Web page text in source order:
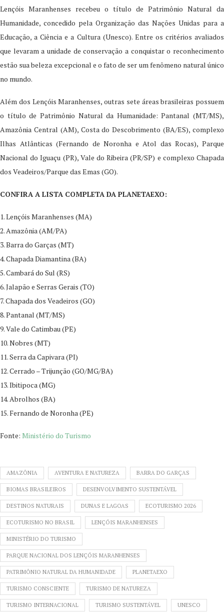
Lençóis Maranhenses recebeu o título de Patrimônio Natural da
Humanidade, concedido pela Organização das Nações Unidas para a
Educação, a Ciência e a Cultura (Unesco). Entre os critérios avaliados
que levaram a unidade de conservação a conquistar o reconhecimento
estão sua beleza excepcional e o fato de ser um fenômeno natural único
no mundo.
Além dos Lençóis Maranhenses, outras sete áreas brasileiras possuem
o título de Patrimônio Natural da Humanidade: Pantanal (MT/MS),
Amazônia Central (AM), Costa do Descobrimento (BA/ES), complexo
Ilhas Atlânticas (Fernando de Noronha e Atol das Rocas), Parque
Nacional do Iguaçu (PR), Vale do Ribeira (PR/SP) e complexo Chapada
dos Veadeiros/Parque das Emas (GO).
CONFIRA A LISTA COMPLETA DA PLANETAEXO:
1. Lençóis Maranhenses (MA)
2. Amazônia (AM/PA)
3. Barra do Garças (MT)
4. Chapada Diamantina (BA)
5. Cambará do Sul (RS)
6. Jalapão e Serras Gerais (TO)
7. Chapada dos Veadeiros (GO)
8. Pantanal (MT/MS)
9. Vale do Catimbau (PE)
10. Nobres (MT)
11. Serra da Capivara (PI)
12. Cerrado – Trijunção (GO/MG/BA)
13. Ibitipoca (MG)
14. Abrolhos (BA)
15. Fernando de Noronha (PE)
Fonte: Ministério do Turismo
AMAZÔNIA AVENTURA E NATUREZA BARRA DO GARÇAS
BIOMAS BRASILEIROS DESENVOLVIMENTO SUSTENTÁVEL
DESTINOS NATURAIS DUNAS E LAGOAS ECOTURISMO 2026
ECOTURISMO NO BRASIL LENÇÓIS MARANHENSES
MINISTÉRIO DO TURISMO
PARQUE NACIONAL DOS LENÇÓIS MARANHENSES
PATRIMÔNIO NATURAL DA HUMANIDADE PLANETAEXO
TURISMO CONSCIENTE TURISMO DE NATUREZA
TURISMO INTERNACIONAL TURISMO SUSTENTÁVEL UNESCO